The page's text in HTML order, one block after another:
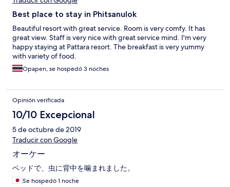
Best place to stay in Phitsanulok
Beautiful resort with great service. Room is very comfy. It has
great view. Staff is very nice with great service mind. I'm very
happy staying at Pattara resort. The breakfast is very yummy
with variety of food.
Opapen, se hospedó 3 noches
Opinión verificada
10/10 Excepcional
5 de octubre de 2019
Traducir con Google
オーケー
ベッドで、虫に背中を噛まれました。
Se hospedó 1 noche